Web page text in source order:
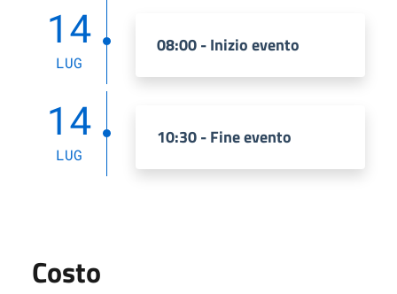
14
LUG
08:00 - Inizio evento
14
LUG
10:30 - Fine evento
Costo